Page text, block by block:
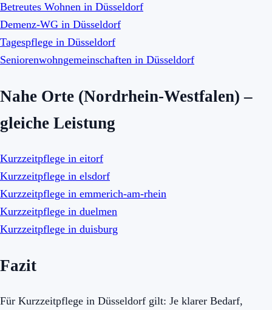
Betreutes Wohnen in Düsseldorf
Demenz-WG in Düsseldorf
Tagespflege in Düsseldorf
Seniorenwohngemeinschaften in Düsseldorf
Nahe Orte (Nordrhein-Westfalen) –
gleiche Leistung
Kurzzeitpflege in eitorf
Kurzzeitpflege in elsdorf
Kurzzeitpflege in emmerich-am-rhein
Kurzzeitpflege in duelmen
Kurzzeitpflege in duisburg
Fazit
Für Kurzzeitpflege in Düsseldorf gilt: Je klarer Bedarf,